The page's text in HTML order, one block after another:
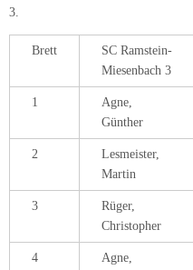
3.
Brett
SC Ramstein-
Miesenbach 3
1
Agne,
Günther
2
Lesmeister,
Martin
3
Rüger,
Christopher
4
Agne,